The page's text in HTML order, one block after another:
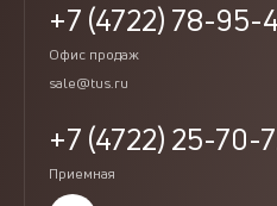
+7 (4722) 78-95-
Офис продаж
+7 (4722) 25-70-
Приемная
sale@tus.ru